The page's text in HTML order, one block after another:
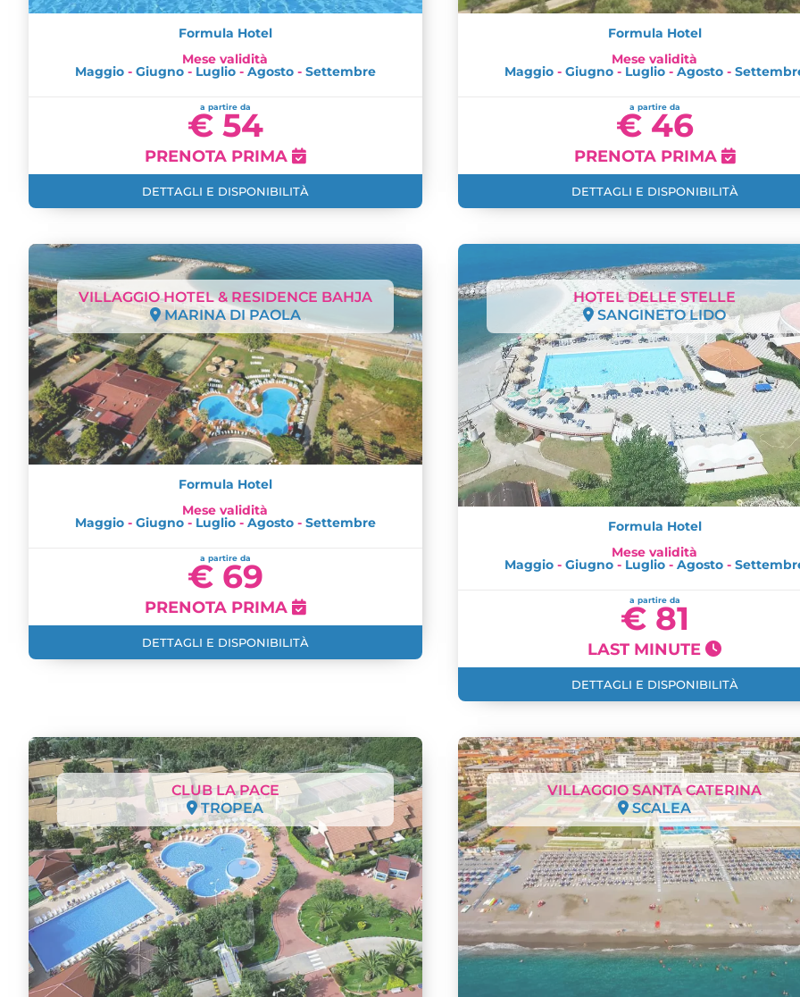
Formula Hotel
Mese validità
Maggio- Giugno- Luglio- Agosto- Settembre
a partire da
€ 54
PRENOTA PRIMA
DETTAGLI E DISPONIBILITÀ
Formula Hotel
Mese validità
Maggio- Giugno- Luglio- Agosto-
a partire da
€ 46
PRENOTA PRIMA
DETTAGLI E DISPONIBILITÀ
VILLAGGIO HOTEL & RESIDENCE BAHJA
MARINA DI PAOLA
Formula Hotel
Mese validità
Maggio- Giugno- Luglio- Agosto- Settembre
a partire da
€ 69
PRENOTA PRIMA
DETTAGLI E DISPONIBILITÀ
HOTEL DELLE STELLE
SANGINETO LIDO
Formula Hotel
Mese validità
Maggio- Giugno- Luglio- Agosto-
a partire da
€ 81
LAST MINUTE
DETTAGLI E DISPONIBILITÀ
CLUB LA PACE
TROPEA
VILLAGGIO SANTA CATERINA
SCALEA